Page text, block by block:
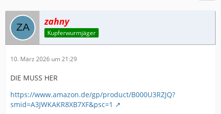
zahny
Kupferwurmjäger
10. März 2026 um 21:29
DIE MUSS HER
https://www.amazon.de/gp/product/B000U3RZJQ?
smid=A3JWKAKR8XB7XF&psc=1